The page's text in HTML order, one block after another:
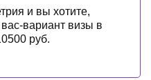
и вы хотите,
вариант визы в
руб.